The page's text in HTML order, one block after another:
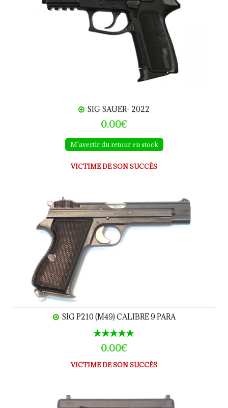
SIG SAUER- 2022
0.00€
M'avertir du retour en stock
VICTIME DE SON SUCCÈS
SIG P210 (M49) calibre 9 Para
SIG P210 (M49) CALIBRE 9 PARA
0.00€
VICTIME DE SON SUCCÈS
Heckler & Koch - SFP 9 calibre 9Para